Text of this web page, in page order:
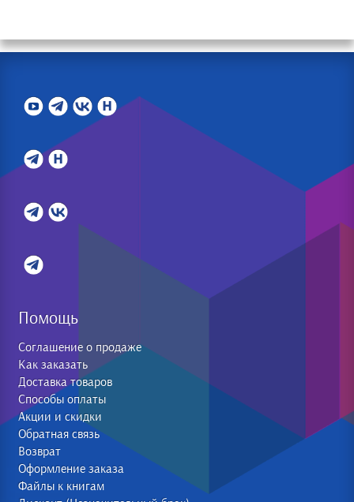
Помощь
Соглашение о продаже
Как заказать
Доставка товаров
Способы оплаты
Акции и скидки
Обратная связь
Возврат
Оформление заказа
Файлы к книгам